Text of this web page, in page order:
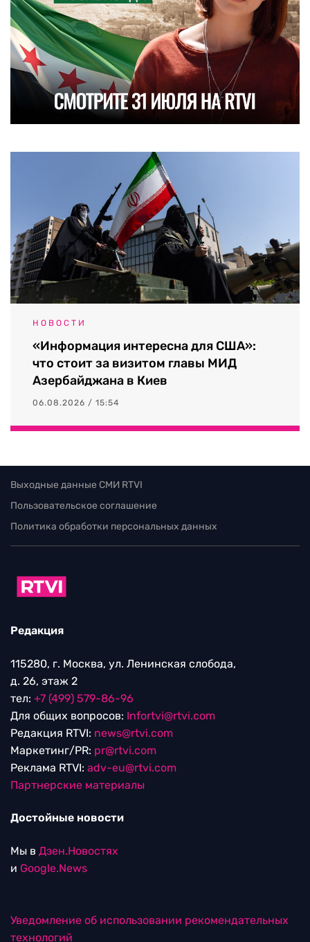
НОВОСТИ
«Информация интересна для США»:
что стоит за визитом главы МИД
Азербайджана в Киев
06.08.2026 / 15:54
Выходные данные СМИ RTVI
Пользовательское соглашение
Политика обработки персональных данных
Редакция
115280, г. Москва, ул. Ленинская слобода,
д. 26, этаж 2
тел: +7 (499) 579-86-96
Для общих вопросов: Infortvi@rtvi.com
Редакция RTVI: news@rtvi.com
Маркетинг/PR: pr@rtvi.com
Реклама RTVI: adv-eu@rtvi.com
Партнерские материалы
Достойные новости
Мы в Дзен.Новостях
и Google.News
Уведомление об использовании рекомендательных
технологий